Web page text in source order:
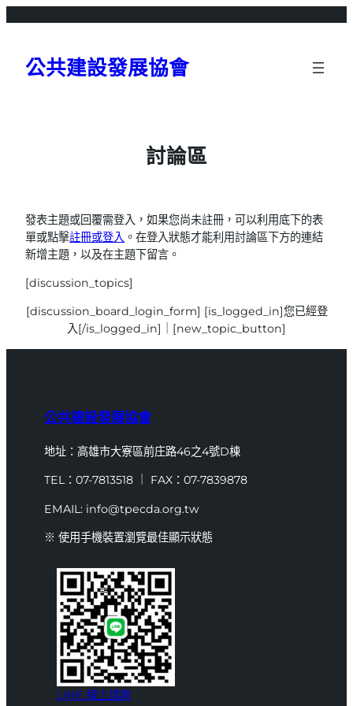
公共建設發展協會
討論區
發表主題或回覆需登入，如果您尚未註冊，可以利用底下的表
單或點擊註冊或登入 。在登入狀態才能利用討論區下方的連結
新增主題，以及在主題下留言。
[discussion_topics]
[discussion_board_login_form] [is_logged_in]您已經登
入[/is_logged_in]｜[new_topic_button]
公共建設發展協會
地址：高雄市大寮區前庄路46之4號D棟
TEL：07-7813518 ｜ FAX：07-7839878
EMAIL: info@tpecda.org.tw
※ 使用手機裝置瀏覽最佳顯示狀態
LINE 線上諮詢